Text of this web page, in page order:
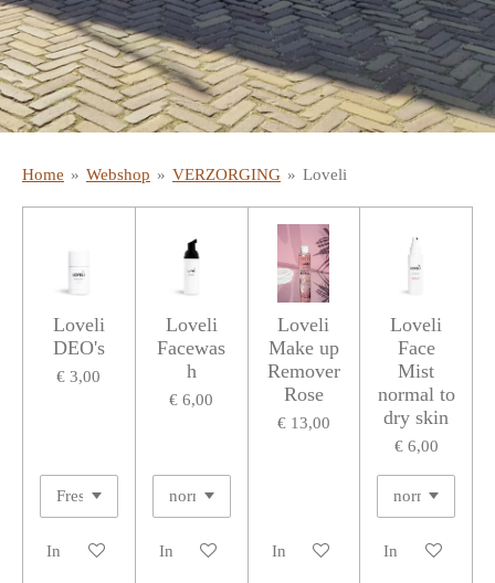
Home » Webshop » VERZORGING » Loveli
Loveli
DEO's
€ 3,00
In winkelwagen
Loveli
Facewas
h
€ 6,00
In winkelwagen
Loveli
Make up
Remover
Rose
€ 13,00
In winkelwagen
Loveli
Face
Mist
normal to
dry skin
€ 6,00
In winkelwagen